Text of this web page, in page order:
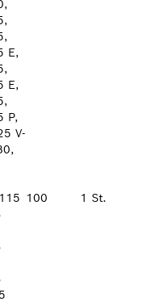
E,
E,
P,
V-
100 1 St.